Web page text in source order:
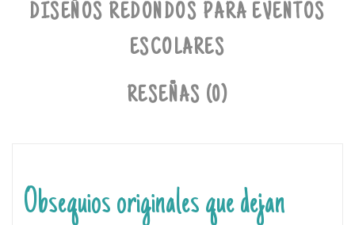
DISEÑOS REDONDOS PARA EVENTOS
ESCOLARES
RESEÑAS (0)
Obsequios originales que dejan